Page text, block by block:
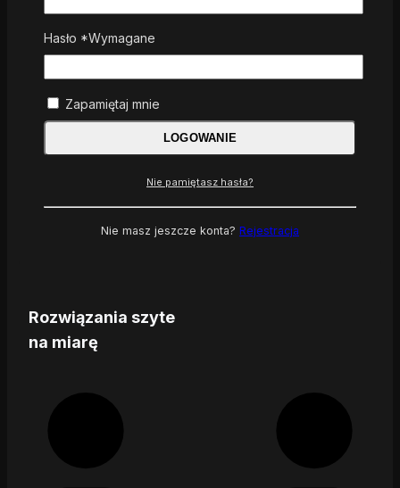
Rozwiązania szyte
na miarę
Hasło *Wymagane
Zapamiętaj mnie
LOGOWANIE
Nie pamiętasz hasła?
Nie masz jeszcze konta? Rejestracja